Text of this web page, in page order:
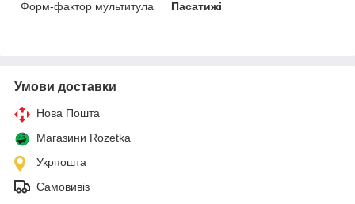
Форм-фактор мультитула Пасатижі
Умови доставки
Нова Пошта
Магазини Rozetka
Укрпошта
Самовивіз